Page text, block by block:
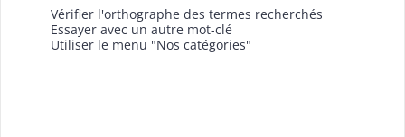
Vérifier l'orthographe des termes recherchés
Essayer avec un autre mot-clé
Utiliser le menu "Nos catégories"